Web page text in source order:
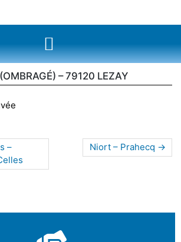
– 79120 LEZAY
–
Niort – Prahecq